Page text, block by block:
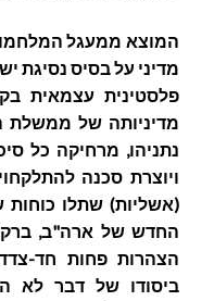
המוצא ממעגל
פלסטינית עצמאית
מדיניותה של ממשלת
נתניהו, מרחיקה כל
ויוצרת סכנה
(אשליות) שתלו
החדש של ארה"ב, ברק
הצהרות פחות חד-
ביסודו של דבר לא